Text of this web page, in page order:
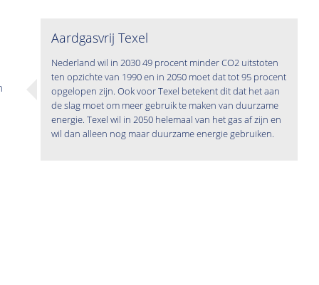
Aardgasvrij Texel
Nederland wil in 2030 49 procent minder CO2 uitstoten
ten opzichte van 1990 en in 2050 moet dat tot 95 procent
opgelopen zijn. Ook voor Texel betekent dit dat het aan
de slag moet om meer gebruik te maken van duurzame
energie. Texel wil in 2050 helemaal van het gas af zijn en
wil dan alleen nog maar duurzame energie gebruiken.